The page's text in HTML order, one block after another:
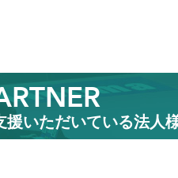
援いただいている法人